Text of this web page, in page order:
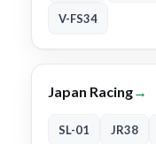
V-FS34
Japan Racing→
SL-01 JR38